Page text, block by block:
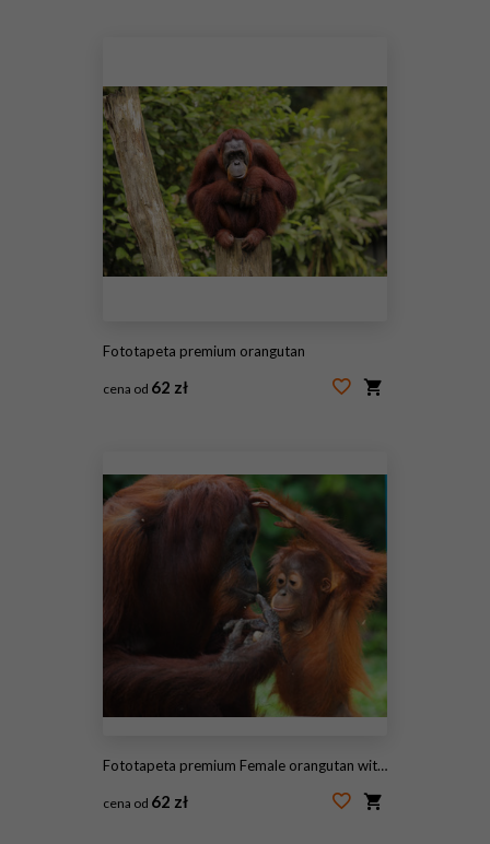
Fototapeta premium orangutan
cena od 62 zł
Fototapeta premium Female orangutan with a baby in the wild. Indonesia. The island of Kalimantan (Borneo).
cena od 62 zł